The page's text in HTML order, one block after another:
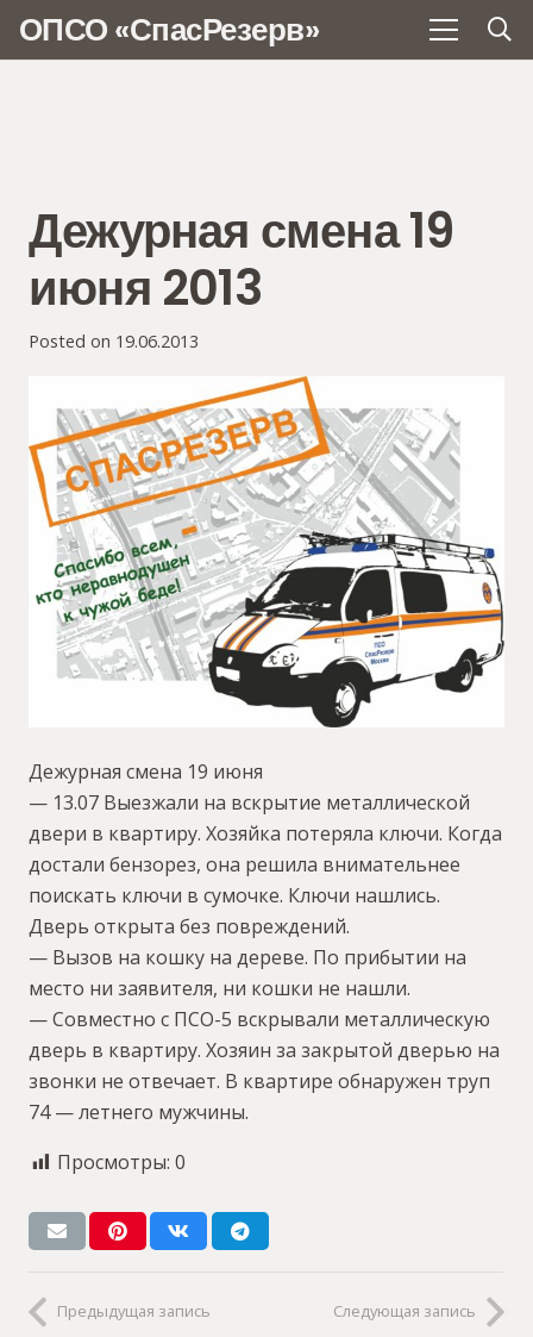
ОПСО «СпасРезерв»
Дежурная смена 19
июня 2013
Posted on 19.06.2013
Дежурная смена 19 июня
— 13.07 Выезжали на вскрытие металлической
двери в квартиру. Хозяйка потеряла ключи. Когда
достали бензорез, она решила внимательнее
поискать ключи в сумочке. Ключи нашлись.
Дверь открыта без повреждений.
— Вызов на кошку на дереве. По прибытии на
место ни заявителя, ни кошки не нашли.
— Совместно с ПСО-5 вскрывали металлическую
дверь в квартиру. Хозяин за закрытой дверью на
звонки не отвечает. В квартире обнаружен труп
74 — летнего мужчины.
Просмотры: 0
Предыдущая запись Следующая запись